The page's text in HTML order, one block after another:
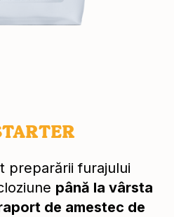
preparării furajului
până la vârsta
de amestec de